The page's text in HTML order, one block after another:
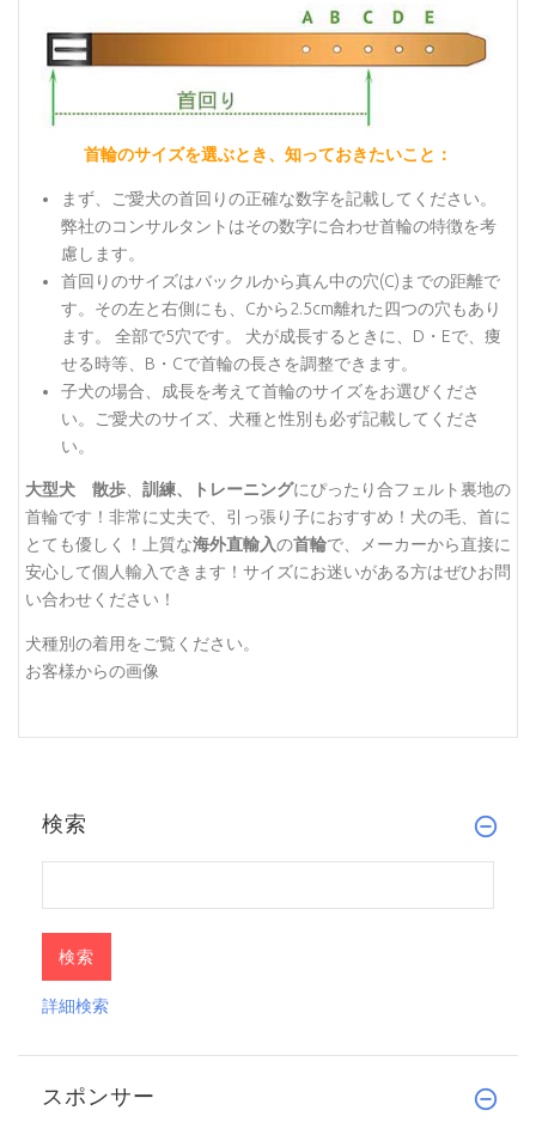
首輪のサイズを選ぶとき、知っておきたいこと：
まず、ご愛犬の首回りの正確な数字を記載してください。
弊社のコンサルタントはその数字に合わせ首輪の特徴を考
慮します。
首回りのサイズはバックルから真ん中の穴(C)までの距離で
す。その左と右側にも、Cから2.5cm離れた四つの穴もあり
ます。 全部で5穴です。 犬が成長するときに、D・Eで、痩
せる時等、B・Cで首輪の長さを調整できます。
子犬の場合、成長を考えて首輪のサイズをお選びくださ
い。ご愛犬のサイズ、犬種と性別も必ず記載してくださ
い。
大型犬 散歩 訓練、トレーニングにぴったり合フェルト裏地の
首輪です！非常に丈夫で、引っ張り子におすすめ！犬の毛、首に
とても優しく！上質な海外直輸入の首輪で、メーカーから直接に
安心して個人輸入できます！サイズにお迷いがある方はぜひお問
い合わせください！
犬種別の着用をご覧ください。
お客様からの画像
検索
詳細検索
スポンサー